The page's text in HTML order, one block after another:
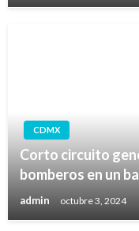
CDMX
Corto circuito
bomberos en un
admin octubre 3, 2024